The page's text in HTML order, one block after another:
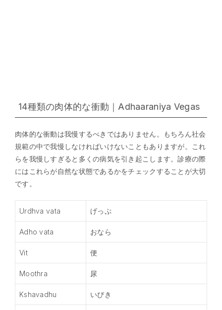
14種類の肉体的な衝動｜Adhaaraniya Vegas
肉体的な衝動は我慢するべきではありません。もちろん社会
規範の中で我慢しなければいけないこともありますが。これ
らを我慢しすぎると多くの病気を引き起こします。診療の際
にはこれらが自然な状態であるかをチェックすることが大切
です。
Urdhva vata げっぷ
Adho vata おなら
Vit 便
Moothra 尿
Kshavadhu いびき